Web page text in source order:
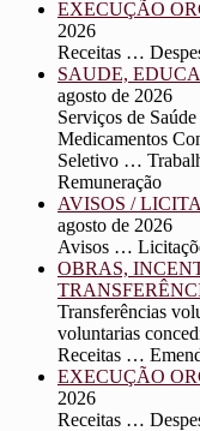
EXECUÇÃO
2026
Receitas …
SAUDE,
agosto de 2026
Serviços de
Medicamentos
Seletivo …
Remuneração
AVISOS /
agosto de 2026
Avisos …
OBRAS,
Transferências
voluntarias
Receitas …
EXECUÇÃO
2026
Receitas …